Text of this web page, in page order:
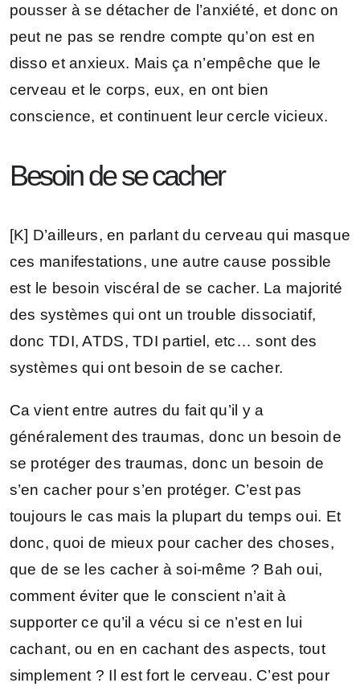
pousser à se détacher de l’anxiété, et donc on
peut ne pas se rendre compte qu’on est en
disso et anxieux. Mais ça n’empêche que le
cerveau et le corps, eux, en ont bien
conscience, et continuent leur cercle vicieux.
Besoin de se cacher
[K] D’ailleurs, en parlant du cerveau qui masque
ces manifestations, une autre cause possible
est le besoin viscéral de se cacher. La majorité
des systèmes qui ont un trouble dissociatif,
donc TDI, ATDS, TDI partiel, etc… sont des
systèmes qui ont besoin de se cacher.
Ca vient entre autres du fait qu’il y a
généralement des traumas, donc un besoin de
se protéger des traumas, donc un besoin de
s’en cacher pour s’en protéger. C’est pas
toujours le cas mais la plupart du temps oui. Et
donc, quoi de mieux pour cacher des choses,
que de se les cacher à soi-même ? Bah oui,
comment éviter que le conscient n’ait à
supporter ce qu’il a vécu si ce n’est en lui
cachant, ou en en cachant des aspects, tout
simplement ? Il est fort le cerveau. C’est pour